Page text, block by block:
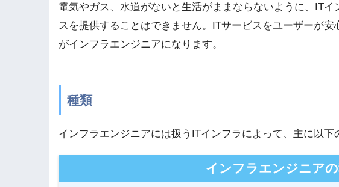
電気やガス、水道がないと生活がままならないように、IT
スを提供することはできません。ITサービスをユーザーが
がインフラエンジニアになります。
種類
インフラエンジニアには扱うITインフラによって、主に以下
インフラエンジニア